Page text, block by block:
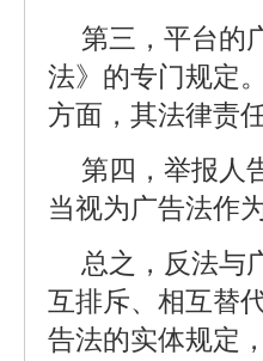
第三，平台的
法》的专门规定
方面，其法律责
第四，举报人
当视为广告法作
总之，反法与
互排斥、相互替
告法的实体规定